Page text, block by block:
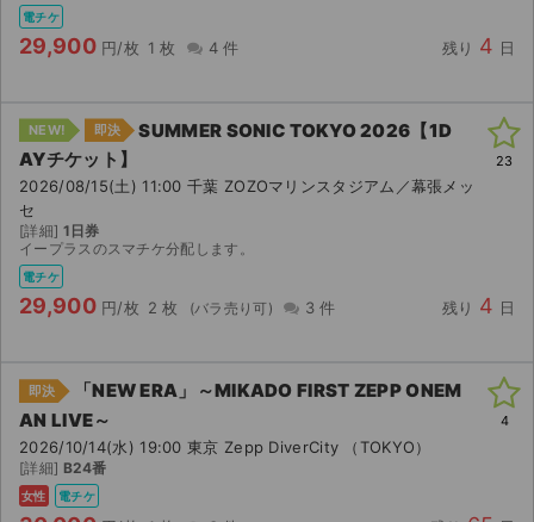
電チケ
29,900 円/枚 1 枚 4 件 残り 4 日
NEW! 即決
SUMMER SONIC TOKYO 2026【1D
AYチケット】
2026/08/15(土) 11:00 千葉 ZOZOマリンスタジアム／幕張メッ
セ
[詳細] 1日券
イープラスのスマチケ分配します。
電チケ
29,900 円/枚 2 枚 3 件 残り 4 日
23
即決
「NEW ERA」～MIKADO FIRST ZEPP ONEM
AN LIVE～
2026/10/14(水) 19:00 東京 Zepp DiverCity （TOKYO）
[詳細] B24番
女性 電チケ
4